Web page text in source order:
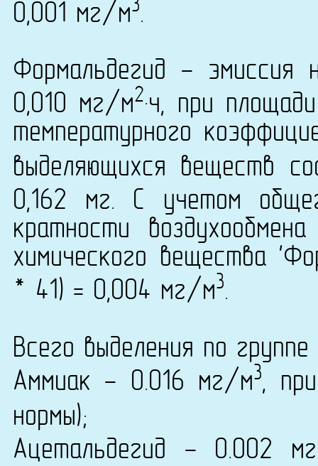
0,001 мг/м3.
Формальдегид - эмиссия
0,010 мг/м2·ч, при
температурного
выделяющихся веществ
0,162 мг. С учетом
кратности
химического вещества
* 41) = 0,004 мг/м3.
Всего выделения по
Аммиак - 0.016 мг/м3,
нормы);
Ацетальдегид - 0.002